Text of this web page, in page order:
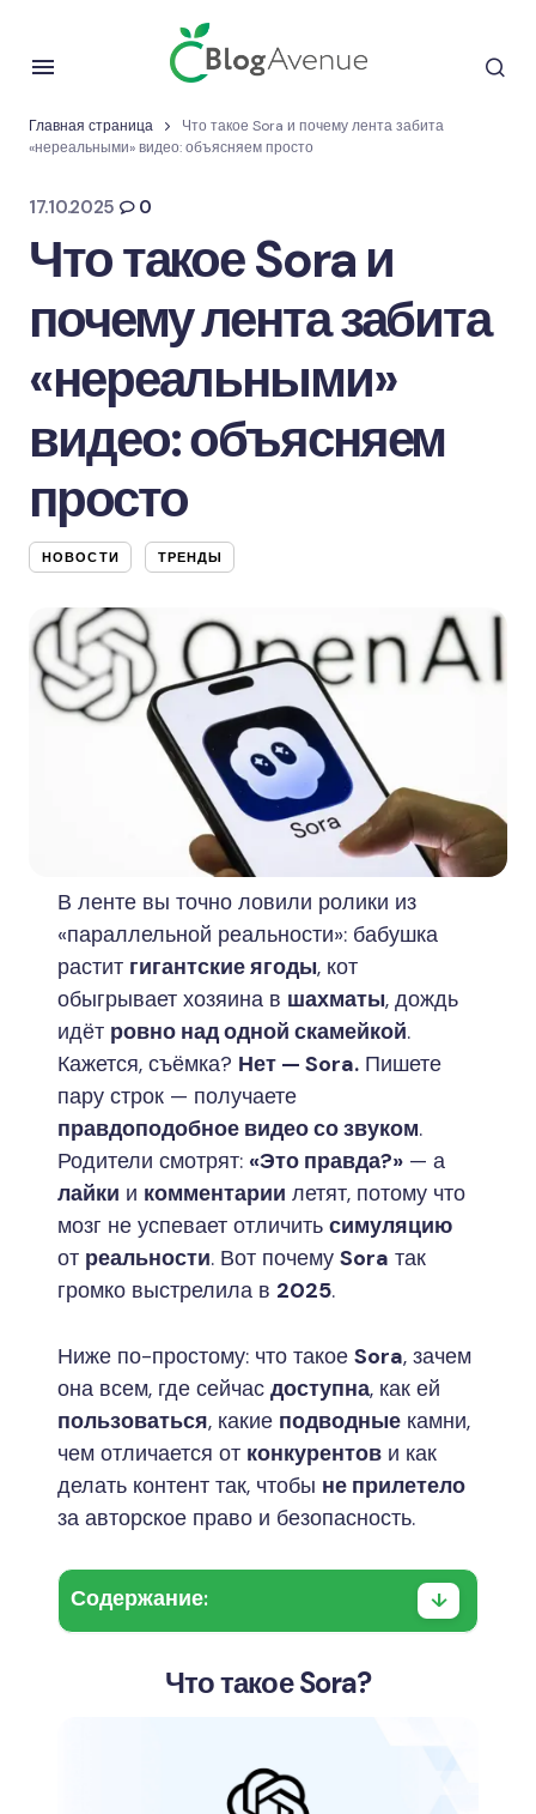
Главная страница
Что такое Sora и почему лента забита
«нереальными» видео: объясняем просто
17.10.2025 0
Что такое Sora и
почему лента забита
«нереальными»
видео: объясняем
просто
НОВОСТИ ТРЕНДЫ
В ленте вы точно ловили ролики из
«параллельной реальности»: бабушка
растит гигантские ягоды, кот
обыгрывает хозяина в шахматы, дождь
идёт ровно над одной скамейкой.
Кажется, съёмка? Нет — Sora. Пишете
пару строк — получаете
правдоподобное видео со звуком.
Родители смотрят: «Это правда?» — а
лайки и комментарии летят, потому что
мозг не успевает отличить симуляцию
от реальности. Вот почему Sora так
громко выстрелила в 2025.
Ниже по-простому: что такое Sora, зачем
она всем, где сейчас доступна, как ей
пользоваться, какие подводные камни,
чем отличается от конкурентов и как
делать контент так, чтобы не прилетело
за авторское право и безопасность.
Содержание:
Что такое Sora?